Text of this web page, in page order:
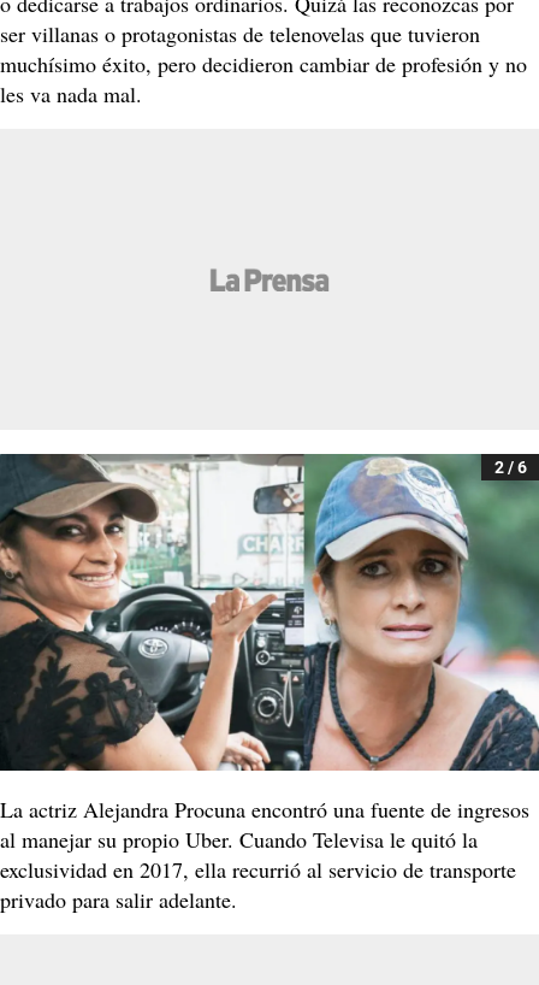
ser villanas o protagonistas de telenovelas que tuvieron
muchísimo éxito, pero decidieron cambiar de profesión y no
les va nada mal.
2 / 6
La actriz Alejandra Procuna encontró una fuente de ingresos
al manejar su propio Uber. Cuando Televisa le quitó la
exclusividad en 2017, ella recurrió al servicio de transporte
privado para salir adelante.